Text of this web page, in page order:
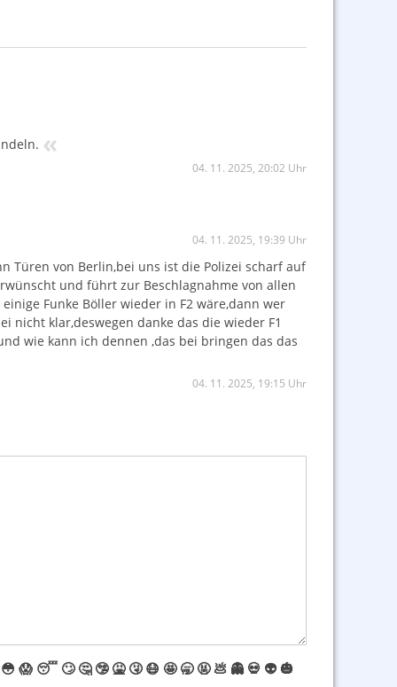
«
04. 11. 2025, 20:02 Uhr
04. 11. 2025, 19:39 Uhr
Türen von Berlin,bei uns ist die Polizei scharf auf
und führt zur Beschlagnahme von allen
Funke Böller wieder in F2 wäre,dann wer
nicht klar,deswegen danke das die wieder F1
wie kann ich dennen ,das bei bringen das das
04. 11. 2025, 19:15 Uhr
😳 😱 😴 🙄 🤔 🤥 🤮 🤧 😷 🤩 🥱 🤬 💩 👻 💀 👽 🎃